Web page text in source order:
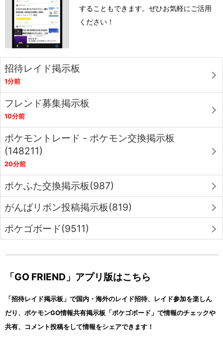
することもできます。ぜひお気軽にご活用
ください！
招待レイド掲示板
1分前
フレンド募集掲示板
10分前
ポケモントレード - ポケモン交換掲示板
(148211)
20分前
ポケふた交換掲示板(987)
がんばリボン投稿掲示板(819)
ポケゴボード(9511)
「GO FRIEND」アプリ版はこちら
「招待レイド掲示板」で国内・海外のレイド招待、レイド参加を楽しん
だり、ポケモンGO情報共有掲示板「ポケゴボード」で情報のチェックや
共有、コメント投稿をして情報をシェアできます！